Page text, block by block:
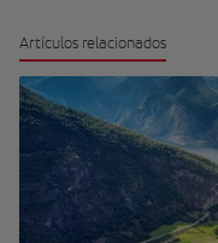
Artículos relacionados